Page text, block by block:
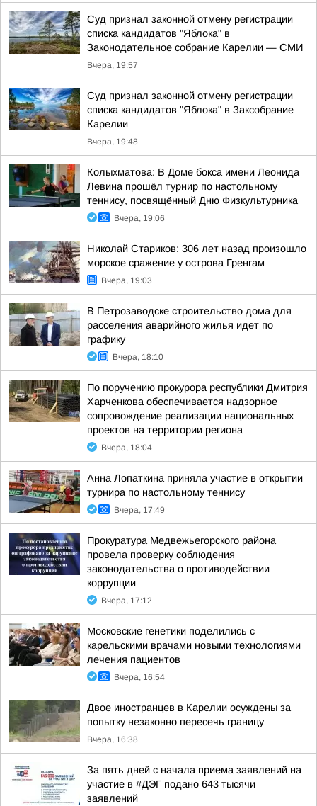
Суд признал законной отмену регистрации
списка кандидатов "Яблока" в
Законодательное собрание Карелии — СМИ
Вчера, 19:57
Суд признал законной отмену регистрации
списка кандидатов "Яблока" в Заксобрание
Карелии
Вчера, 19:48
Колыхматова: В Доме бокса имени Леонида
Левина прошёл турнир по настольному
теннису, посвящённый Дню Физкультурника
Вчера, 19:06
Николай Стариков: 306 лет назад произошло
морское сражение у острова Гренгам
Вчера, 19:03
В Петрозаводске строительство дома для
расселения аварийного жилья идет по
графику
Вчера, 18:10
По поручению прокурора республики Дмитрия
Харченкова обеспечивается надзорное
сопровождение реализации национальных
проектов на территории региона
Вчера, 18:04
Анна Лопаткина приняла участие в открытии
турнира по настольному теннису
Вчера, 17:49
Прокуратура Медвежьегорского района
провела проверку соблюдения
законодательства о противодействии
коррупции
Вчера, 17:12
Московские генетики поделились с
карельскими врачами новыми технологиями
лечения пациентов
Вчера, 16:54
Двое иностранцев в Карелии осуждены за
попытку незаконно пересечь границу
Вчера, 16:38
За пять дней с начала приема заявлений на
участие в #ДЭГ подано 643 тысячи
заявлений